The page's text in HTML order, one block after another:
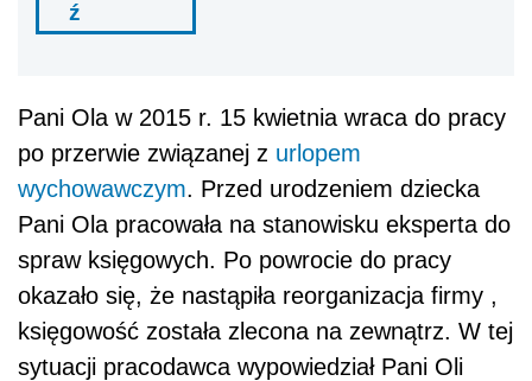
ź
Pani Ola w 2015 r. 15 kwietnia wraca do pracy
po przerwie związanej z urlopem
wychowawczym. Przed urodzeniem dziecka
Pani Ola pracowała na stanowisku eksperta do
spraw księgowych. Po powrocie do pracy
okazało się, że nastąpiła reorganizacja firmy ,
księgowość została zlecona na zewnątrz. W tej
sytuacji pracodawca wypowiedział Pani Oli